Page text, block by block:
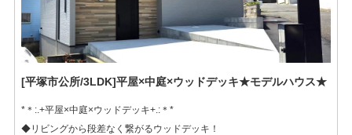
[平塚市公所/3LDK]平屋×中庭×ウッドデッキ★モデルハウス★
*＊:.+平屋×中庭×ウッドデッキ+.:＊*
◆リビングから段差なく繋がるウッドデッキ！